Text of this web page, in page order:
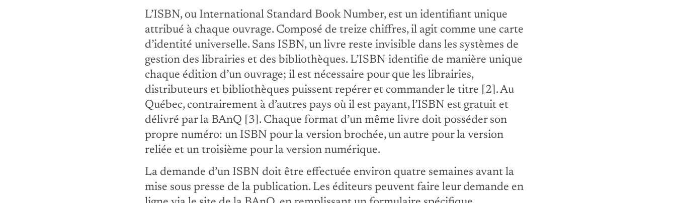
L’ISBN, ou International Standard Book Number, est un identifiant unique
attribué à chaque ouvrage. Composé de treize chiffres, il agit comme une carte
d’identité universelle. Sans ISBN, un livre reste invisible dans les systèmes de
gestion des librairies et des bibliothèques. L’ISBN identifie de manière unique
chaque édition d’un ouvrage; il est nécessaire pour que les librairies,
distributeurs et bibliothèques puissent repérer et commander le titre [2]. Au
Québec, contrairement à d’autres pays où il est payant, l’ISBN est gratuit et
délivré par la BAnQ [3]. Chaque format d’un même livre doit posséder son
propre numéro: un ISBN pour la version brochée, un autre pour la version
reliée et un troisième pour la version numérique.
La demande d’un ISBN doit être effectuée environ quatre semaines avant la
mise sous presse de la publication. Les éditeurs peuvent faire leur demande en